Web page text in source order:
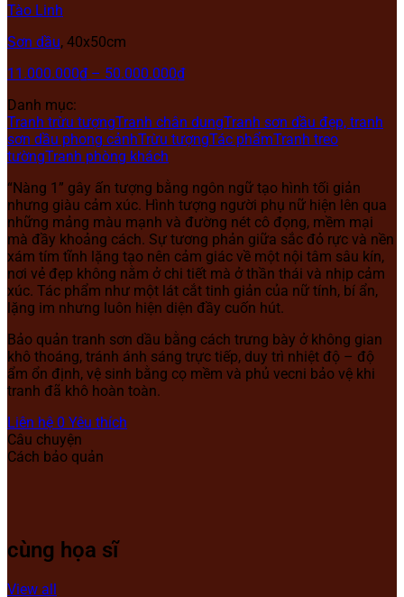
Tào Linh
Sơn dầu, 40x50cm
11.000.000₫ – 50.000.000₫
Danh mục:
Tranh trừu tượngTranh chân dungTranh sơn dầu đẹp, tranh
sơn dầu phong cảnhTrừu tượngTác phẩmTranh treo
tườngTranh phòng khách
“Nàng 1” gây ấn tượng bằng ngôn ngữ tạo hình tối giản
nhưng giàu cảm xúc. Hình tượng người phụ nữ hiện lên qua
những mảng màu mạnh và đường nét cô đọng, mềm mại
mà đầy khoảng cách. Sự tương phản giữa sắc đỏ rực và nền
xám tím tĩnh lặng tạo nên cảm giác về một nội tâm sâu kín,
nơi vẻ đẹp không nằm ở chi tiết mà ở thần thái và nhịp cảm
xúc. Tác phẩm như một lát cắt tinh giản của nữ tính, bí ẩn,
lặng im nhưng luôn hiện diện đầy cuốn hút.
Bảo quản tranh sơn dầu bằng cách trưng bày ở không gian
khô thoáng, tránh ánh sáng trực tiếp, duy trì nhiệt độ – độ
ẩm ổn định, vệ sinh bằng cọ mềm và phủ vecni bảo vệ khi
tranh đã khô hoàn toàn.
Liên hệ 0 Yêu thích
Câu chuyện
Cách bảo quản
cùng họa sĩ
View all